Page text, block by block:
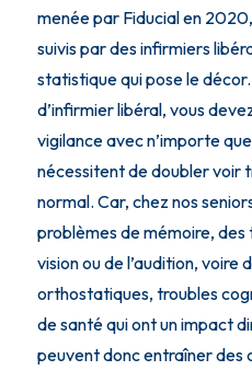
menée par Fiducial en 2020,
suivis par des infirmiers
statistique qui pose le
d’infirmier libéral, vous
vigilance avec n’importe
nécessitent de doubler voir
normal. Car, chez nos
problèmes de mémoire, des
vision ou de l’audition, voire
orthostatiques, troubles
de santé qui ont un impact
peuvent donc entraîner des